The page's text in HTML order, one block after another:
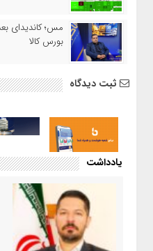
مس؛ کاندیدای
بورس کالا
ثبت دیدگاه
یادداشت